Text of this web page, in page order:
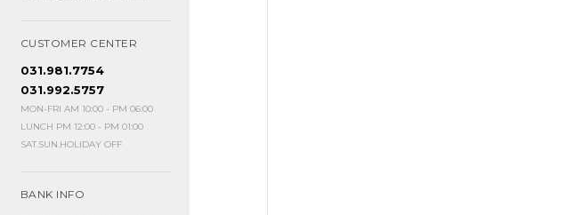
CUSTOMER CENTER
031.981.7754
031.992.5757
MON-FRI AM 10:00 - PM 06:00
LUNCH PM 12:00 - PM 01:00
SAT.SUN.HOLIDAY OFF
BANK INFO